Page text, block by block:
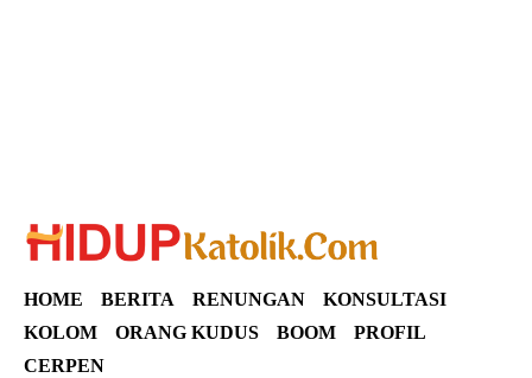
HOME BERITA RENUNGAN
KONSULTASI
KOLOM
ORANG KUDUS BOOM
PROFIL
CERPEN